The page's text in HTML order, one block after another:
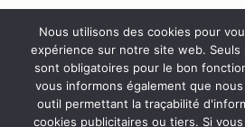
Rechercher :
Coordonnées
contact@cousudefilrose.fr
Nous utilisons des cookies pour
expérience sur notre site web. Seuls
sont obligatoires pour le bon
vous informons également que
outil permettant la traçabilité
cookies publicitaires ou tiers. Si